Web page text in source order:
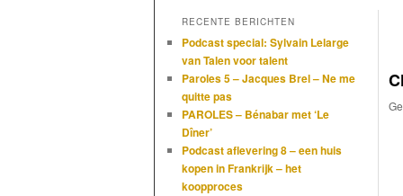
RECENTE BERICHTEN
Podcast special: Sylvain Lelarge
van Talen voor talent
Paroles 5 – Jacques Brel – Ne me
quitte pas
PAROLES – Bénabar met ‘Le
Dîner’
Podcast aflevering 8 – een huis
kopen in Frankrijk – het
koopproces